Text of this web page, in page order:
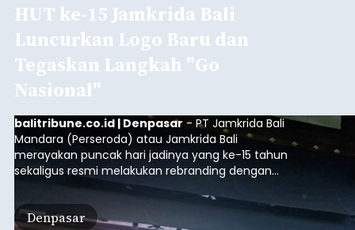
HUT ke-15 Jamkrida Bali
Luncurkan Logo Baru dan
Tegaskan Langkah "Go
Nasional"
balitribune.co.id | Denpasar - PT Jamkrida Bali
Mandara (Perseroda) atau Jamkrida Bali
merayakan puncak hari jadinya yang ke-15 tahun
sekaligus resmi melakukan rebranding dengan
meluncurkan logo baru perusahaan. Peluncuran
ini digelar dalam acara bertajuk "ELEVATE 15:
Transformasi Menuju Nasional" di Gedung
Denpasar